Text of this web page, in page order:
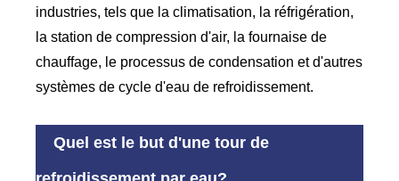
industries, tels que la climatisation, la réfrigération,
la station de compression d'air, la fournaise de
chauffage, le processus de condensation et d'autres
systèmes de cycle d'eau de refroidissement.
Quel est le but d'une tour de